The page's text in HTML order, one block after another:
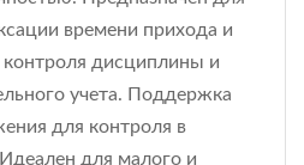
времени прихода и
контроля дисциплины и
учета. Поддержка
для контроля в
для малого и